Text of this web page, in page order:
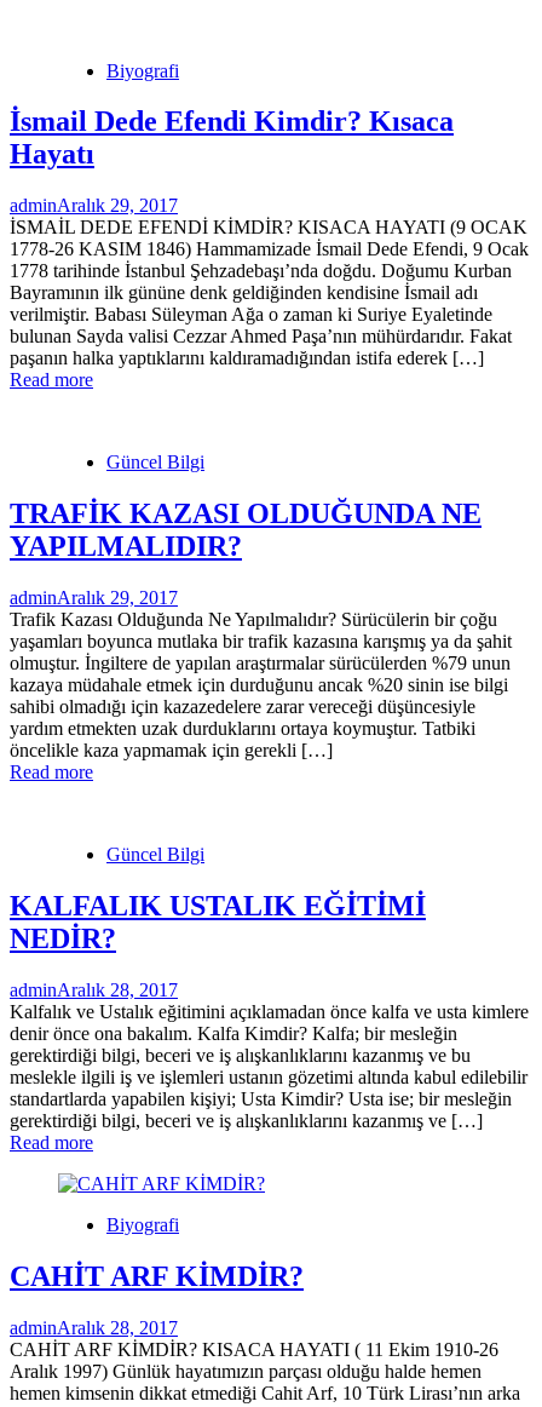
Biyografi
İsmail Dede Efendi Kimdir? Kısaca
Hayatı
adminAralık 29, 2017
İSMAİL DEDE EFENDİ KİMDİR? KISACA HAYATI (9 OCAK
1778-26 KASIM 1846) Hammamizade İsmail Dede Efendi, 9 Ocak
1778 tarihinde İstanbul Şehzadebaşı’nda doğdu. Doğumu Kurban
Bayramının ilk gününe denk geldiğinden kendisine İsmail adı
verilmiştir. Babası Süleyman Ağa o zaman ki Suriye Eyaletinde
bulunan Sayda valisi Cezzar Ahmed Paşa’nın mühürdarıdır. Fakat
paşanın halka yaptıklarını kaldıramadığından istifa ederek […]
Read more
Güncel Bilgi
TRAFİK KAZASI OLDUĞUNDA NE
YAPILMALIDIR?
adminAralık 29, 2017
Trafik Kazası Olduğunda Ne Yapılmalıdır? Sürücülerin bir çoğu
yaşamları boyunca mutlaka bir trafik kazasına karışmış ya da şahit
olmuştur. İngiltere de yapılan araştırmalar sürücülerden %79 unun
kazaya müdahale etmek için durduğunu ancak %20 sinin ise bilgi
sahibi olmadığı için kazazedelere zarar vereceği düşüncesiyle
yardım etmekten uzak durduklarını ortaya koymuştur. Tatbiki
öncelikle kaza yapmamak için gerekli […]
Read more
Güncel Bilgi
KALFALIK USTALIK EĞİTİMİ
NEDİR?
adminAralık 28, 2017
Kalfalık ve Ustalık eğitimini açıklamadan önce kalfa ve usta kimlere
denir önce ona bakalım. Kalfa Kimdir? Kalfa; bir mesleğin
gerektirdiği bilgi, beceri ve iş alışkanlıklarını kazanmış ve bu
meslekle ilgili iş ve işlemleri ustanın gözetimi altında kabul edilebilir
standartlarda yapabilen kişiyi; Usta Kimdir? Usta ise; bir mesleğin
gerektirdiği bilgi, beceri ve iş alışkanlıklarını kazanmış ve […]
Read more
Biyografi
CAHİT ARF KİMDİR?
adminAralık 28, 2017
CAHİT ARF KİMDİR? KISACA HAYATI ( 11 Ekim 1910-26
Aralık 1997) Günlük hayatımızın parçası olduğu halde hemen
hemen kimsenin dikkat etmediği Cahit Arf, 10 Türk Lirası’nın arka